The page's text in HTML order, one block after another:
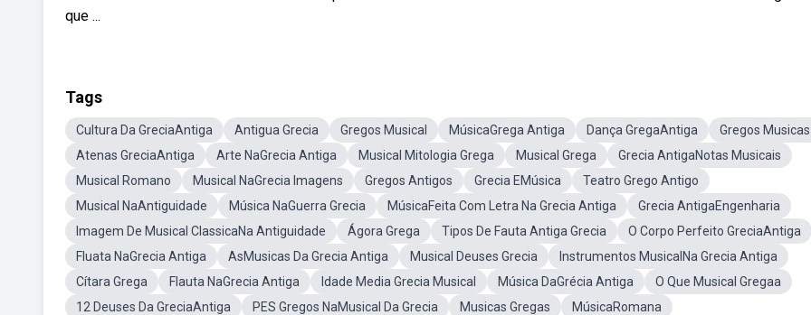
que ...
Tags
Cultura Da GreciaAntiga Antigua Grecia Gregos Musical MúsicaGrega Antiga Dança GregaAntiga
Gregos Musicas
Atenas GreciaAntiga
Arte NaGrecia Antiga Musical Mitologia Grega Musical Grega
Grecia AntigaNotas Musicais
Musical Romano
Musical NaGrecia Imagens Gregos Antigos Grecia EMúsica
Teatro Grego Antigo
Musical NaAntiguidade
Música NaGuerra Grecia MúsicaFeita Com Letra Na Grecia Antiga
Grecia AntigaEngenharia
Imagem De Musical ClassicaNa Antiguidade
Ágora Grega Tipos De Fauta Antiga Grecia
O Corpo Perfeito GreciaAntiga
Fluata NaGrecia Antiga
AsMusicas Da Grecia Antiga Musical Deuses Grecia
Instrumentos MusicalNa Grecia Antiga
Cítara Grega
Flauta NaGrecia Antiga Idade Media Grecia Musical Música DaGrécia Antiga
O Que Musical Gregaa
12 Deuses Da GreciaAntiga
PES Gregos NaMusical Da Grecia Musicas Gregas
MúsicaRomana